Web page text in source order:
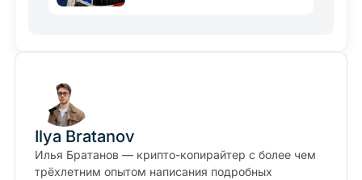
Ilya Bratanov
Илья Братанов — крипто-копирайтер с более чем
трёхлетним опытом написания подробных